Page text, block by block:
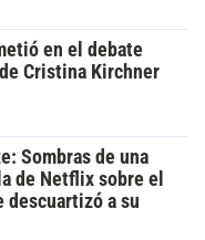
en el debate
Cristina Kirchner
Sombras de una
de Netflix sobre el
descuartizó a su